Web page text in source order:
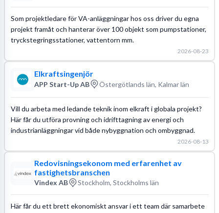
Som projektledare för VA-anläggningar hos oss driver du egna
projekt framåt och hanterar över 100 objekt som pumpstationer,
tryckstegringsstationer, vattentorn mm.
2026-08-23
Elkraftsingenjör
APP Start-Up AB Östergötlands län, Kalmar län
Vill du arbeta med ledande teknik inom elkraft i globala projekt?
Här får du utföra provning och idrifttagning av energi och
industrianläggningar vid både nybyggnation och ombyggnad.
2026-08-13
Redovisningsekonom med erfarenhet av
fastighetsbranschen
Vindex AB Stockholm, Stockholms län
Här får du ett brett ekonomiskt ansvar i ett team där samarbete